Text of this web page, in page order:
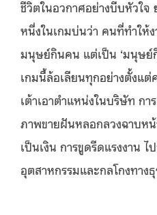
ชีวิตในอวกาศอย่างบีบหัวใจ
หนึ่งในเกมบ่นว่า คนที่ทำให้
มนุษย์กินคน แต่เป็น ‘มนุษย์
เกมนี้ล้อเลียนทุกอย่างตั้งแต่
เต้าเอาตำแหน่งในบริษัท กา
ภาพขายฝันหลอกลวงฉาบห
เป็นเงิน การขูดรีดแรงงาน ไ
อุตสาหกรรมและกลโกงทาง